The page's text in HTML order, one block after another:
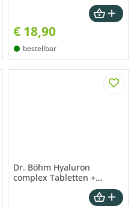
€ 18,90
bestellbar
Dr. Böhm Hyaluron
complex Tabletten +
Hyaluron Serum 1 Pkg.